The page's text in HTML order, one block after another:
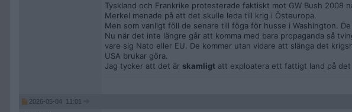
Tyskland och Frankrike protesterade faktiskt mot GW Bush 2008
Merkel menade på att det skulle leda till krig i Östeuropa.
Men som vanligt föll de senare till föga för husse i Washington.
Nu när det inte längre går att komma med bara propaganda så
vare sig Nato eller EU. De kommer utan vidare att slänga det
USA brukar göra.
Jag tycker att det är skamligt att exploatera ett fattigt land på det
2026-05-04, 11:01